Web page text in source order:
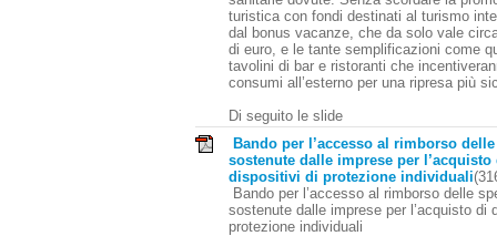
turistica con fondi destinati al turismo
dal bonus vacanze, che da solo vale
di euro, e le tante semplificazioni come
tavolini di bar e ristoranti che
consumi all’esterno per una ripresa più
Di seguito le slide
Bando per l’accesso al rimborso
sostenute dalle imprese per l’acquisto
dispositivi di protezione individuali
Bando per l’accesso al rimborso delle
sostenute dalle imprese per l’acquisto di
protezione individuali